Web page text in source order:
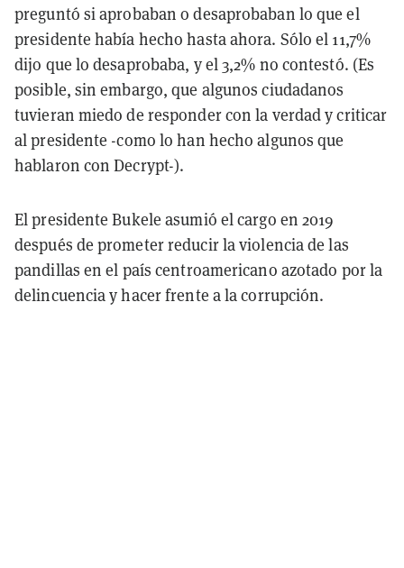
preguntó si aprobaban o desaprobaban lo que el
presidente había hecho hasta ahora. Sólo el 11,7%
dijo que lo desaprobaba, y el 3,2% no contestó. (Es
posible, sin embargo, que algunos ciudadanos
tuvieran miedo de responder con la verdad y criticar
al presidente -como lo han hecho algunos que
hablaron con Decrypt-).
El presidente Bukele asumió el cargo en 2019
después de prometer reducir la violencia de las
pandillas en el país centroamericano azotado por la
delincuencia y hacer frente a la corrupción.